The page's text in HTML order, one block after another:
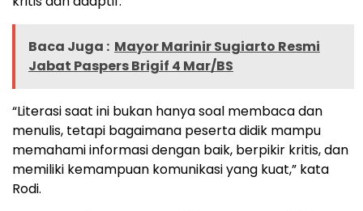
Baca Juga : Mayor Marinir Sugiarto Resmi
Jabat Paspers Brigif 4 Mar/BS
“Literasi saat ini bukan hanya soal membaca dan
menulis, tetapi bagaimana peserta didik mampu
memahami informasi dengan baik, berpikir kritis, dan
memiliki kemampuan komunikasi yang kuat,” kata
Rodi.